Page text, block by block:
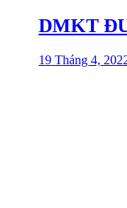
DMKT
19 Tháng 4,